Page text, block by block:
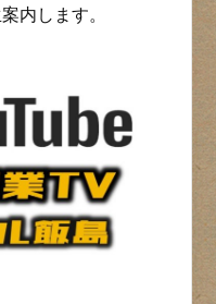
内します。